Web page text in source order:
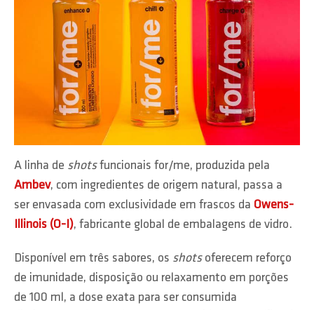
A linha de shotsfuncionais for/me, produzida pela
Ambev, com ingredientes de origem natural, passa a
ser envasada com exclusividade em frascos da Owens-
Illinois (O-I), fabricante global de embalagens de vidro.
Disponível em três sabores, os shotsoferecem reforço
de imunidade, disposição ou relaxamento em porções
de 100 ml, a dose exata para ser consumida